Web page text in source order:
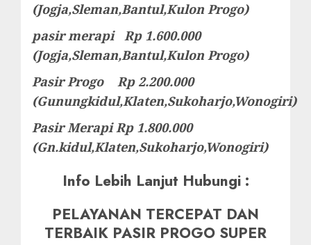
(Jogja,Sleman,Bantul,Kulon Progo)
pasir merapi Rp 1.600.000
(Jogja,Sleman,Bantul,Kulon Progo)
Pasir Progo Rp 2.200.000
(Gunungkidul,Klaten,Sukoharjo,Wonogiri)
Pasir Merapi Rp 1.800.000
(Gn.kidul,Klaten,Sukoharjo,Wonogiri)
Info Lebih Lanjut Hubungi :
PELAYANAN TERCEPAT DAN
TERBAIK PASIR PROGO SUPER